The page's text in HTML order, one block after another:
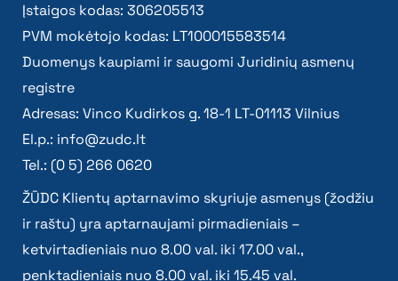
Įstaigos kodas: 306205513
PVM mokėtojo kodas: LT100015583514
Duomenys kaupiami ir saugomi Juridinių asmenų
registre
Adresas: Vinco Kudirkos g. 18-1 LT-01113 Vilnius
El.p.: info@zudc.lt
Tel.: (0 5) 266 0620
ŽŪDC Klientų aptarnavimo skyriuje asmenys (žodžiu
ir raštu) yra aptarnaujami pirmadieniais –
ketvirtadieniais nuo 8.00 val. iki 17.00 val.,
penktadieniais nuo 8.00 val. iki 15.45 val.